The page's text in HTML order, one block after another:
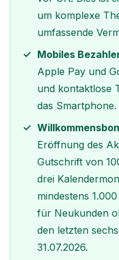
um komplexe
umfassende
Mobiles
Apple Pay und
und kontaktlose
das Smartphone.
Eröffnung des
Gutschrift von
drei
mindestens
für Neukunden
den letzten
31.07.2026.